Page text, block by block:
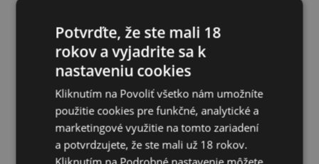
Potvrďte, že ste mali 18
rokov a vyjadrite sa k
nastaveniu cookies
Kliknutím na Povoliť všetko nám umožníte
použitie cookies pre funkčné, analytické a
marketingové využitie na tomto zariadení
a potvrdzujete, že ste mali už 18 rokov.